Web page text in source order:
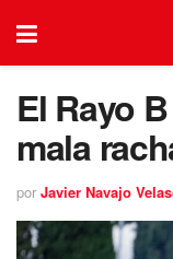
El Rayo
mala
por Javier Navajo